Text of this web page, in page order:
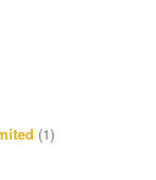
(1)